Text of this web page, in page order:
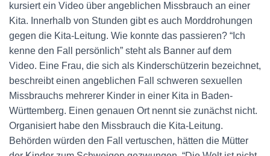
kursiert ein Video über angeblichen Missbrauch an einer
Kita. Innerhalb von Stunden gibt es auch Morddrohungen
gegen die Kita-Leitung. Wie konnte das passieren? “Ich
kenne den Fall persönlich” steht als Banner auf dem
Video. Eine Frau, die sich als Kinderschützerin bezeichnet,
beschreibt einen angeblichen Fall schweren sexuellen
Missbrauchs mehrerer Kinder in einer Kita in Baden-
Württemberg. Einen genauen Ort nennt sie zunächst nicht.
Organisiert habe den Missbrauch die Kita-Leitung.
Behörden würden den Fall vertuschen, hätten die Mütter